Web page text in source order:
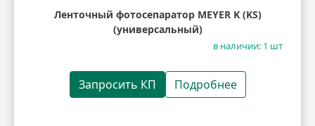
Ленточный фотосепаратор MEYER K (KS)
(универсальный)
в наличии: 1 шт
Запросить КП Подробнее